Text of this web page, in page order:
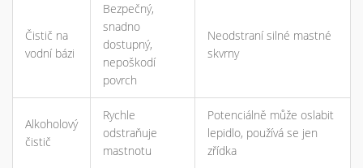
Čistič na
vodní bázi
Bezpečný,
snadno
dostupný,
nepoškodí
povrch
Neodstraní silné mastné
skvrny
Alkoholový
čistič
Rychle
odstraňuje
mastnotu
Potenciálně může oslabit
lepidlo, používá se jen
zřídka